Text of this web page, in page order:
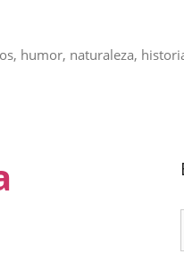
humor, naturaleza,